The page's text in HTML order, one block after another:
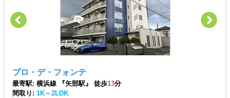
プロ・デ・フォンテ
最寄駅: 横浜線 『矢部駅』 徒歩13分
間取り: 1K～2LDK